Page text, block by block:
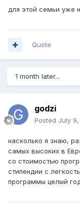
для этой семьи уже
Quote
1 month later...
godzi
Posted July 9,
насколько я знаю,
самых высоких в
со стоимостью
стипендии с
программы целый